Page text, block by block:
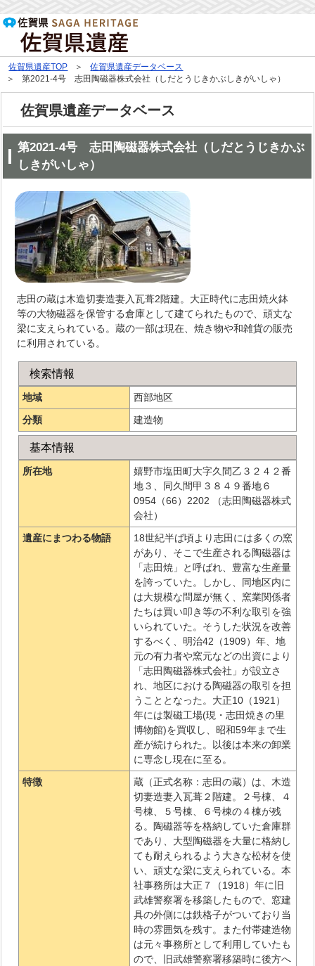
佐賀県遺産TOP
佐賀県遺産データベース
第2021‐4号 志田陶磁器株式会社（しだとうじきかぶしきがいしゃ）
佐賀県遺産データベース
第2021‐4号 志田陶磁器株式会社（しだとうじきかぶ
しきがいしゃ）
志田の蔵は木造切妻造妻入瓦葺2階建。大正時代に志田焼火鉢
等の大物磁器を保管する倉庫として建てられたもので、頑丈な
梁に支えられている。蔵の一部は現在、焼き物や和雑貨の販売
に利用されている。
検索情報
地域
西部地区
分類
建造物
基本情報
所在地
嬉野市塩田町大字久間乙３２４２番
地３、同久間甲３８４９番地６
0954（66）2202 （志田陶磁器株式
会社）
遺産にまつわる物語
18世紀半ば頃より志田には多くの窯
があり、そこで生産される陶磁器は
「志田焼」と呼ばれ、豊富な生産量
を誇っていた。しかし、同地区内に
は大規模な問屋が無く、窯業関係者
たちは買い叩き等の不利な取引を強
いられていた。そうした状況を改善
するべく、明治42（1909）年、地
元の有力者や窯元などの出資により
「志田陶磁器株式会社」が設立さ
れ、地区における陶磁器の取引を担
うこととなった。大正10（1921）
年には製磁工場(現・志田焼きの里
博物館)を買収し、昭和59年まで生
産が続けられた。以後は本来の卸業
に専念し現在に至る。
特徴
蔵（正式名称：志田の蔵）は、木造
切妻造妻入瓦葺２階建。２号棟、４
号棟、５号棟、６号棟の４棟が残
る。陶磁器等を格納していた倉庫群
であり、大型陶磁器を大量に格納し
ても耐えられるよう大きな松材を使
い、頑丈な梁に支えられている。本
社事務所は大正７（1918）年に旧
武雄警察署を移築したもので、窓建
具の外側には鉄格子がついており当
時の雰囲気を残す。また付帯建造物
は元々事務所として利用していたも
ので、旧武雄警察署移築時に後方へ